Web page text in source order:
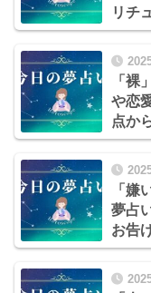
リチ
「裸
や恋
点か
「嫌
夢占
お告